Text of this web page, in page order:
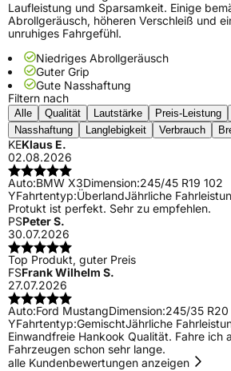
Laufleistung und Sparsamkeit. Einige
Abrollgeräusch, höheren Verschleiß und
unruhiges Fahrgefühl.
Niedriges Abrollgeräusch
Guter Grip
Gute Nasshaftung
Filtern nach
Alle Qualität Lautstärke Preis-Leistung
Nasshaftung
Langlebigkeit Verbrauch
KEKlaus E.
02.08.2026
Auto:BMW X3Dimension:245/45 R19 102
YFahrtentyp:ÜberlandJährliche
Protukt ist perfekt. Sehr zu empfehlen.
PSPeter S.
30.07.2026
Top Produkt, guter Preis
FSFrank Wilhelm S.
27.07.2026
Auto:Ford MustangDimension:245/35 R20
YFahrtentyp:GemischtJährliche
Einwandfreie Hankook Qualität. Fahre ich
Fahrzeugen schon sehr lange.
alle Kundenbewertungen anzeigen